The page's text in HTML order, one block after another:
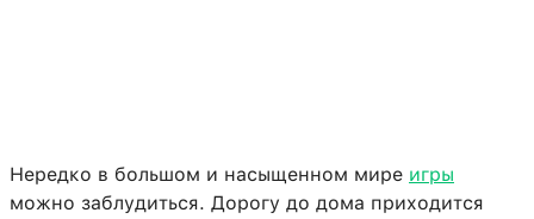
Нередко в большом и насыщенном мире игры
можно заблудиться. Дорогу до дома приходится